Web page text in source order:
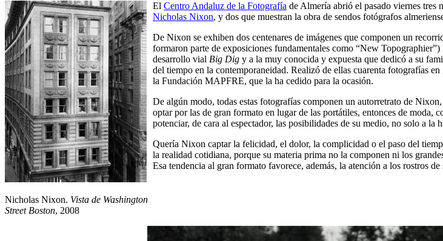
Nicholas Nixon. Vista de Washington
Street Boston, 2008
El Centro Andaluz de la Fotografía de Almería abrió el pasado viernes tres
Nicholas Nixon, y dos que muestran la obra de sendos fotógrafos
De Nixon se exhiben dos centenares de imágenes que componen un
formaron parte de exposiciones fundamentales como “New
desarrollo vial Big Dig y a la muy conocida y expuesta que dedicó a su
del tiempo en la contemporaneidad. Realizó de ellas cuarenta fotografías
la Fundación MAPFRE, que la ha cedido para la ocasión.
De algún modo, todas estas fotografías componen un autorretrato de
optar por las de gran formato en lugar de las portátiles, entonces de
potenciar, de cara al espectador, las posibilidades de su medio, no solo a
Quería Nixon captar la felicidad, el dolor, la complicidad o el paso del
la realidad cotidiana, porque su materia prima no la componen ni los
Esa tendencia al gran formato favorece, además, la atención a los rostros